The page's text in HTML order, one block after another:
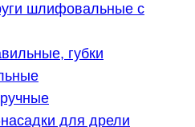
шлифовальные с
губки
для дрели